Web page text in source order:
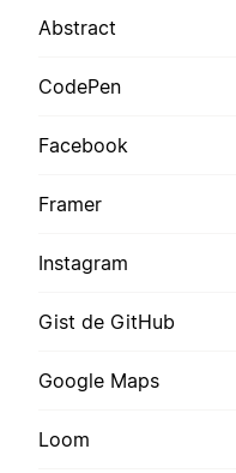
Abstract
CodePen
Facebook
Framer
Instagram
Gist de GitHub
Google Maps
Loom